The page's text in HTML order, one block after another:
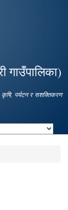
कृषि, पर्यटन र सशक्तिकरण